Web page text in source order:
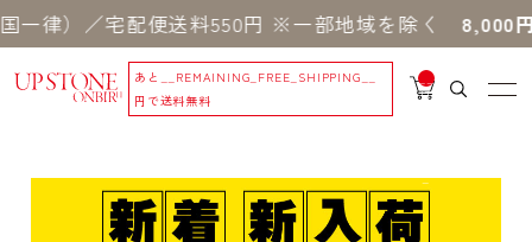
／宅配便送料550円 ※一部地域を除く8,000円以上
あと
__REMAINING_FREE_SHIPPING__
円で送料無料
__
IT
_